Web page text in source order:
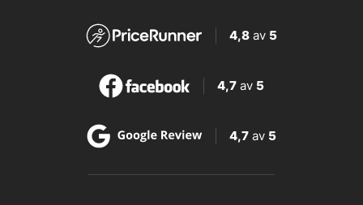
4,8 av 5
4,7 av 5
4,7 av 5